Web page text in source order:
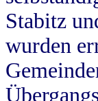
Stabitz
wurden